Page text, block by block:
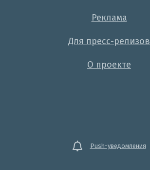
Реклама
Для пресс-релизов
О проекте
Push-уведомления